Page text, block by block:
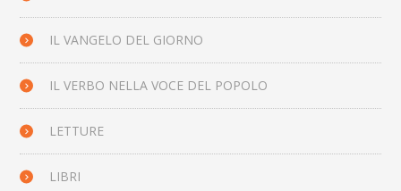
IL VANGELO DEL GIORNO
IL VERBO NELLA VOCE DEL POPOLO
LETTURE
LIBRI